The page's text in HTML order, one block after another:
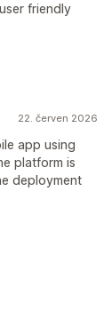
friendly
22. červen 2026
app using
platform is
deployment